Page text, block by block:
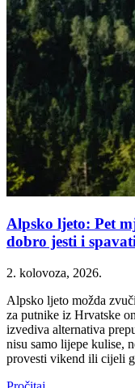
Alpsko ljeto: Pet
dobro jesti i
2. kolovoza, 2026.
Alpsko ljeto možda
za putnike iz Hrvatske
izvediva alternativa
nisu samo lijepe kulise,
provesti vikend ili cijeli